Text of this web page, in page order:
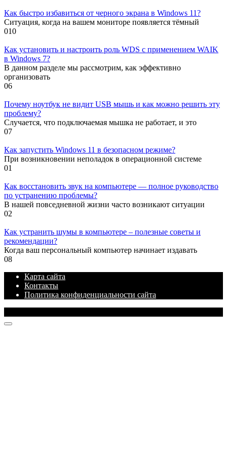
Как быстро избавиться от черного экрана в Windows 11?
Ситуация, когда на вашем мониторе появляется тёмный
010
Как установить и настроить роль WDS с применением WAIK
в Windows 7?
В данном разделе мы рассмотрим, как эффективно
организовать
06
Почему ноутбук не видит USB мышь и как можно решить эту
проблему?
Случается, что подключаемая мышка не работает, и это
07
Как запустить Windows 11 в безопасном режиме?
При возникновении неполадок в операционной системе
01
Как восстановить звук на компьютере — полное руководство
по устранению проблемы?
В нашей повседневной жизни часто возникают ситуации
02
Как устранить шумы в компьютере – полезные советы и
рекомендации?
Когда ваш персональный компьютер начинает издавать
08
Карта сайта
Контакты
Политика конфиденциальности сайта